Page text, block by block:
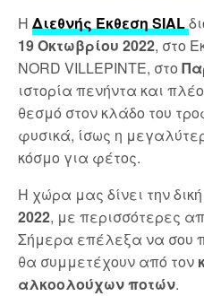
ΗΔιεθνής Έκθεση SIAL
19 Οκτωβρίου 2022, στο
NORD VILLEPINTE, στο
ιστορία πενήντα και
θεσμό στον κλάδο του
φυσικά, ίσως η
κόσμο για φέτος.
Η χώρα μας δίνει την
2022, με περισσότερες
Σήμερα επέλεξα να σου
θα συμμετέχουν από τον
αλκοολούχων ποτών.